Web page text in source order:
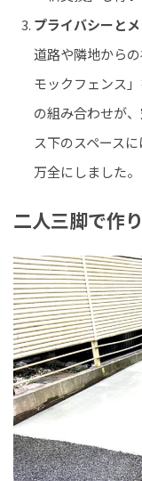
プライバシーと
道路や隣地から
モックフェンス
の組み合わせが
ス下のスペース
万全にしました。
二人三脚で作